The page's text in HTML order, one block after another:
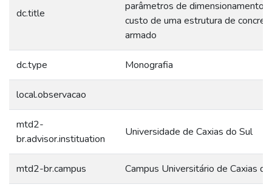
dc.title
parâmetros de dimensionamento
custo de uma estrutura de
armado
dc.type Monografia
local.observacao
mtd2-
br.advisor.instituation
Universidade de Caxias do Sul
mtd2-br.campus Campus Universitário de Caxias